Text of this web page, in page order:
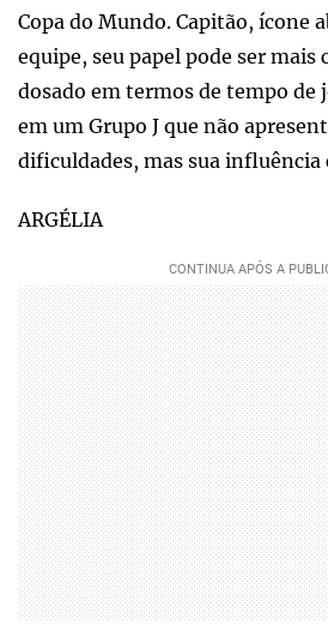
Copa do Mundo. Capitão, ícone
equipe, seu papel pode ser mais
dosado em termos de tempo de
em um Grupo J que não
dificuldades, mas sua influência
ARGÉLIA